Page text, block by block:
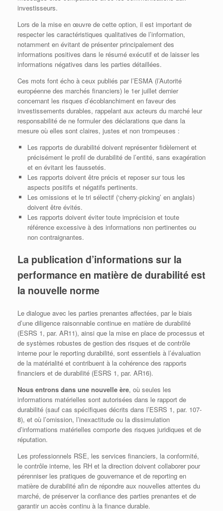
investisseurs.
Lors de la mise en œuvre de cette option, il est important de
respecter les caractéristiques qualitatives de l’information,
notamment en évitant de présenter principalement des
informations positives dans le résumé exécutif et de laisser les
informations négatives dans les parties détaillées.
Ces mots font écho à ceux publiés par l’ESMA (l’Autorité
européenne des marchés financiers) le 1er juillet dernier
concernant les risques d’écoblanchiment en faveur des
investissements durables, rappelant aux acteurs du marché leur
responsabilité de ne formuler des déclarations que dans la
mesure où elles sont claires, justes et non trompeuses :
Les rapports de durabilité doivent représenter fidèlement et
précisément le profil de durabilité de l’entité, sans exagération
et en évitant les faussetés.
Les rapports doivent être précis et reposer sur tous les
aspects positifs et négatifs pertinents.
Les omissions et le tri sélectif (‘cherry-picking’ en anglais)
doivent être évités.
Les rapports doivent éviter toute imprécision et toute
référence excessive à des informations non pertinentes ou
non contraignantes.
La publication d’informations sur la
performance en matière de durabilité est
la nouvelle norme
Le dialogue avec les parties prenantes affectées, par le biais
d’une diligence raisonnable continue en matière de durabilité
(ESRS 1, par. AR11), ainsi que la mise en place de processus et
de systèmes robustes de gestion des risques et de contrôle
interne pour le reporting durabilité, sont essentiels à l’évaluation
de la matérialité et contribuent à la cohérence des rapports
financiers et de durabilité (ESRS 1, par. AR16).
Nous entrons dans une nouvelle ère, où seules les
informations matérielles sont autorisées dans le rapport de
durabilité (sauf cas spécifiques décrits dans l’ESRS 1, par. 107-
8), et où l’omission, l’inexactitude ou la dissimulation
d’informations matérielles comporte des risques juridiques et de
réputation.
Les professionnels RSE, les services financiers, la conformité,
le contrôle interne, les RH et la direction doivent collaborer pour
pérenniser les pratiques de gouvernance et de reporting en
matière de durabilité afin de répondre aux nouvelles attentes du
marché, de préserver la confiance des parties prenantes et de
garantir un accès continu à la finance durable.